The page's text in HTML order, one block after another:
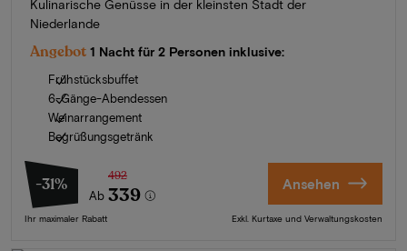
Kulinarische Genüsse in der kleinsten Stadt der
Niederlande
Angebot 1 Nacht für 2 Personen inklusive:
Frühstücksbuffet
6-Gänge-Abendessen
Weinarrangement
Begrüßungsgetränk
-31%
Ab
492
339
Ihr maximaler Rabatt
Ansehen
Exkl. Kurtaxe und Verwaltungskosten